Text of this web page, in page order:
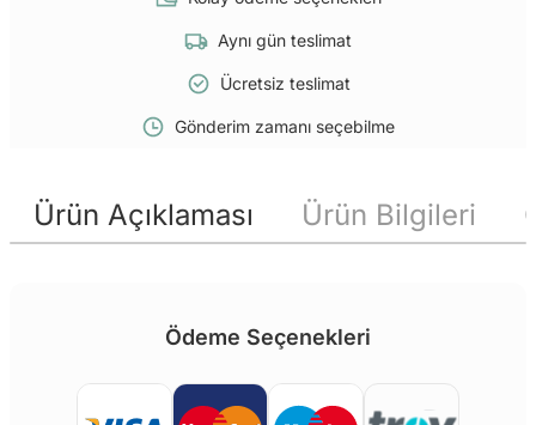
Aynı gün teslimat
Ücretsiz teslimat
Gönderim zamanı seçebilme
Ürün Açıklaması Ürün Bilgileri
Ödeme Seçenekleri